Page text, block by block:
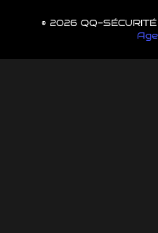
© 2026 QQ-